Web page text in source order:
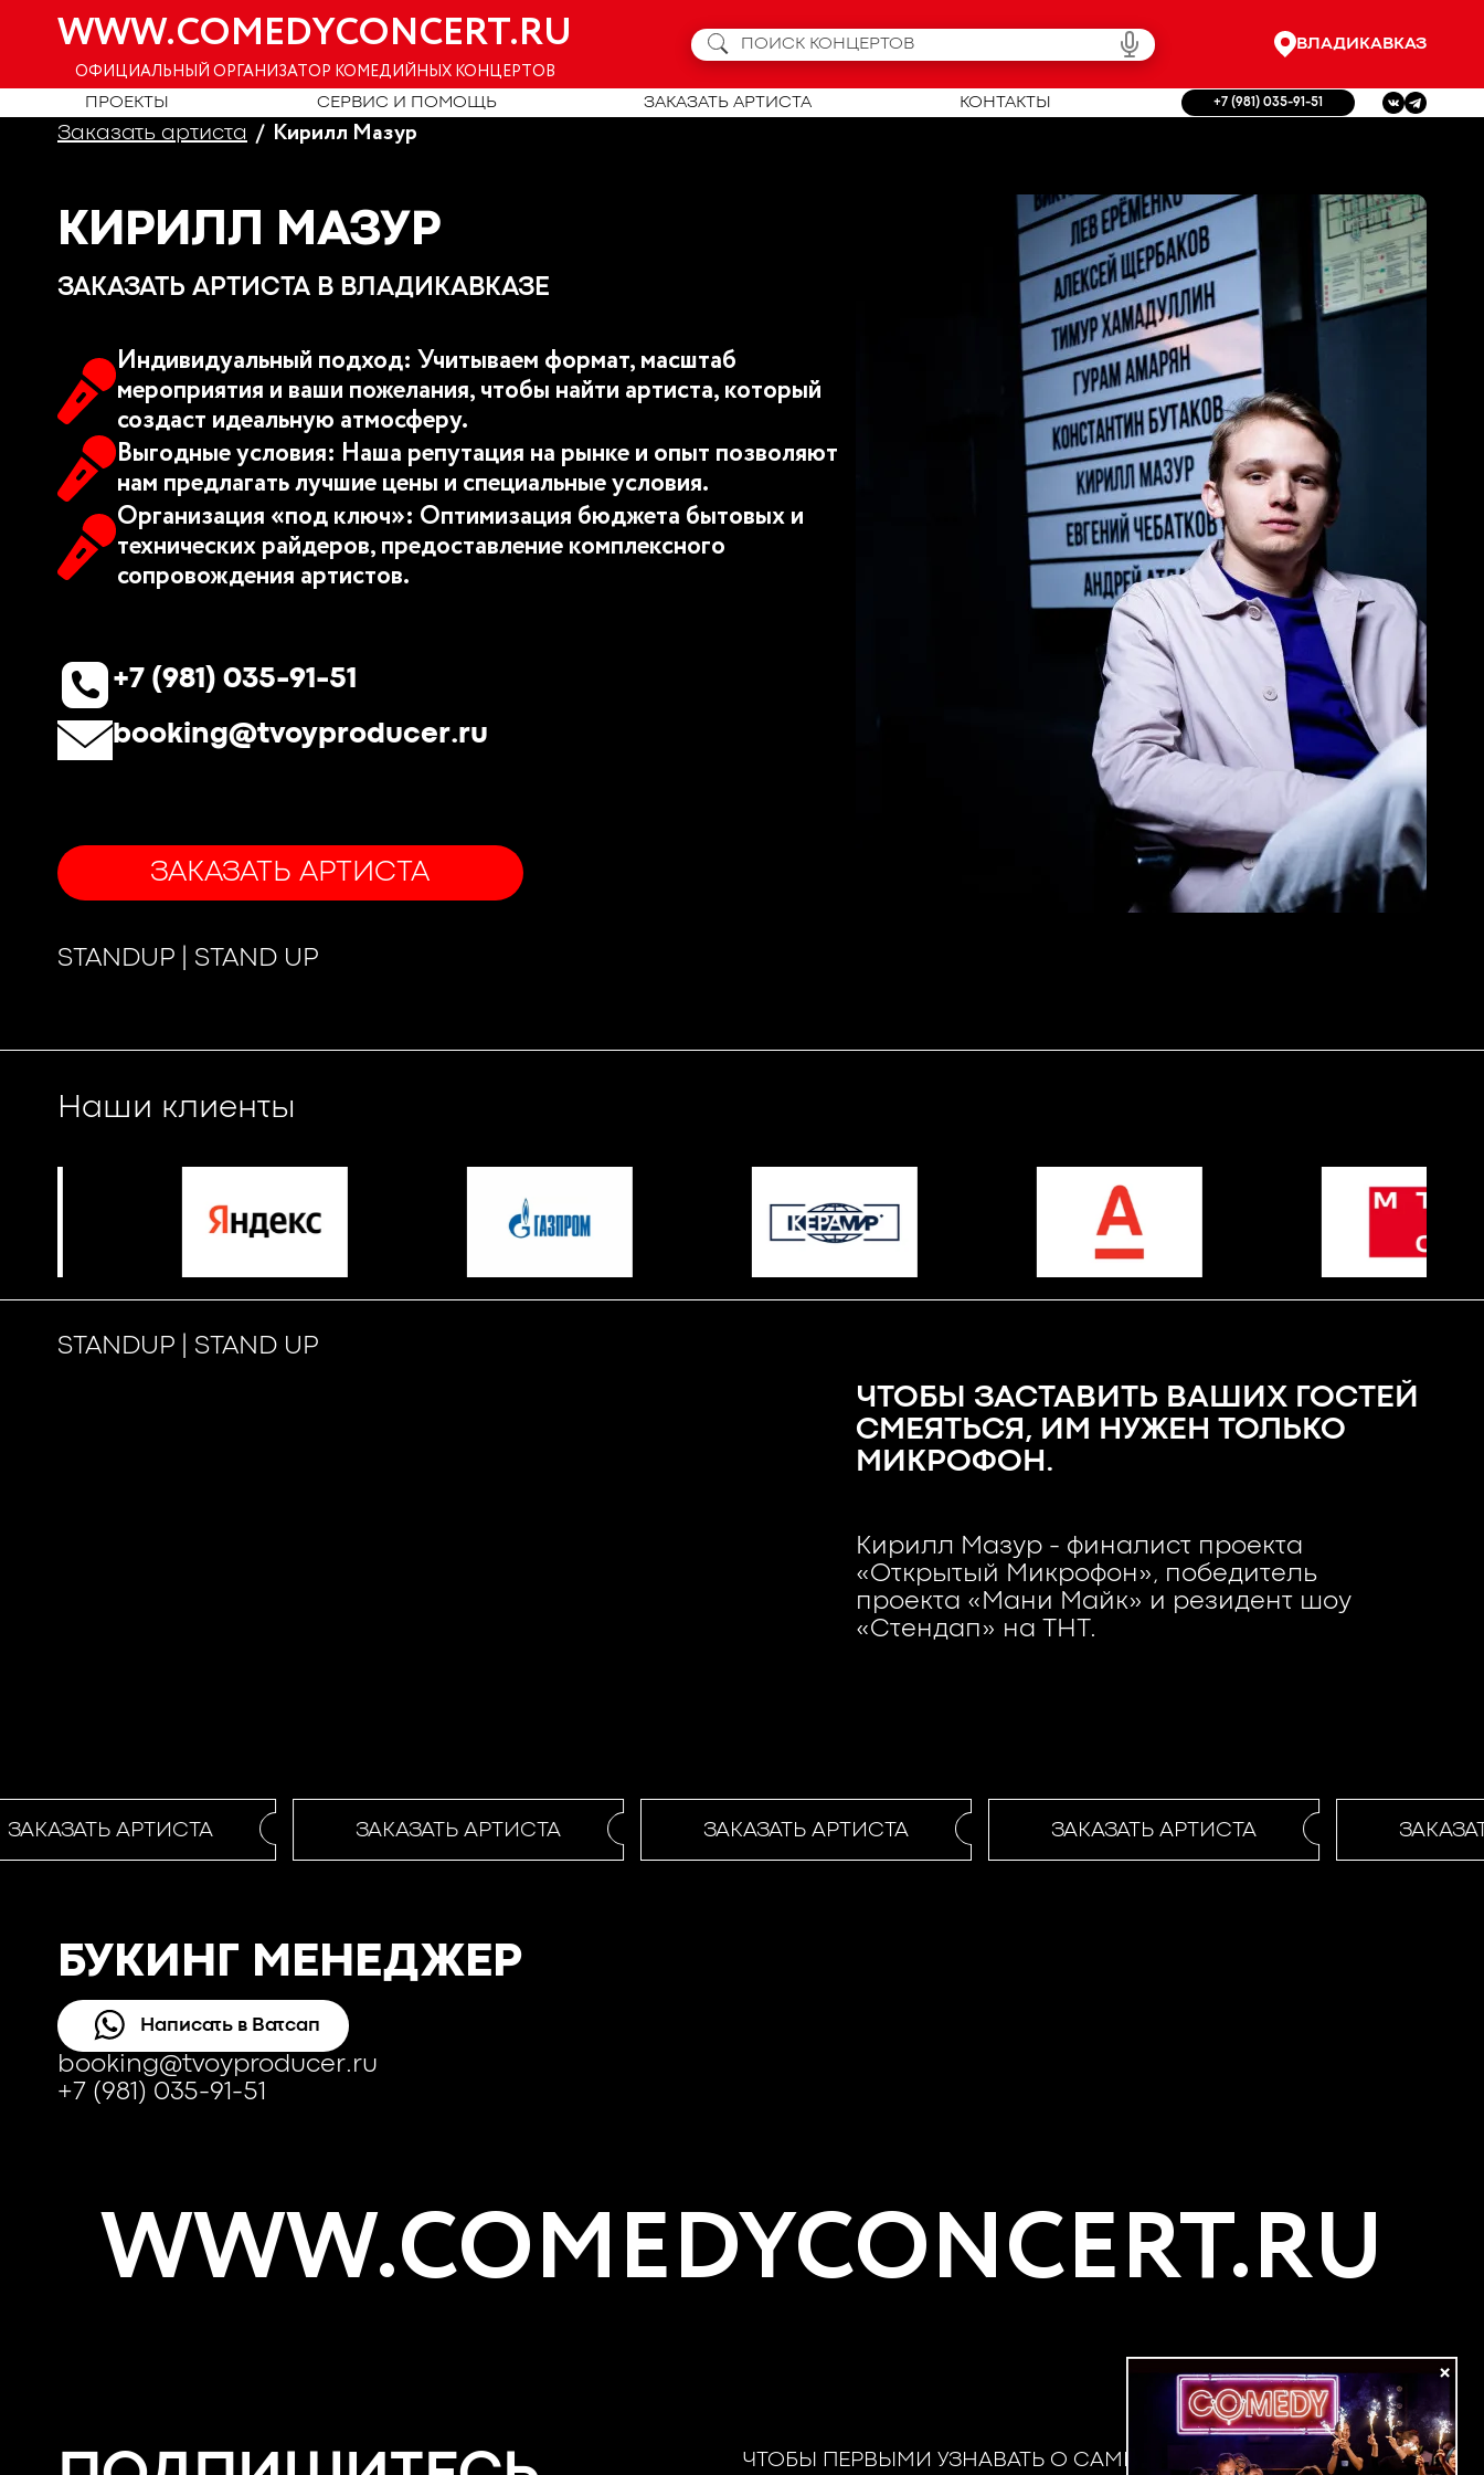
WWW.COMEDYCONCERT.RU
ОФИЦИАЛЬНЫЙ ОРГАНИЗАТОР КОМЕДИЙНЫХ КОНЦЕРТОВ
ВЛАДИКАВКАЗ
ПРОЕКТЫ СЕРВИС И ПОМОЩЬ ЗАКАЗАТЬ АРТИСТА КОНТАКТЫ +7 (981) 035-91-51
Заказать артиста Кирилл Мазур
КИРИЛЛ МАЗУР
ЗАКАЗАТЬ АРТИСТА В ВЛАДИКАВКАЗЕ
Индивидуальный подход: Учитываем формат, масштаб
мероприятия и ваши пожелания, чтобы найти артиста, который
создаст идеальную атмосферу.
Выгодные условия: Наша репутация на рынке и опыт позволяют
нам предлагать лучшие цены и специальные условия.
Организация «под ключ»: Оптимизация бюджета бытовых и
технических райдеров, предоставление комплексного
сопровождения артистов.
+7 (981) 035-91-51
booking@tvoyproducer.ru
ЗАКАЗАТЬ АРТИСТА
STANDUP | STAND UP
Наши клиенты
STANDUP | STAND UP
ЧТОБЫ ЗАСТАВИТЬ ВАШИХ ГОСТЕЙ
СМЕЯТЬСЯ, ИМ НУЖЕН ТОЛЬКО
МИКРОФОН.
Кирилл Мазур - финалист проекта
«Открытый Микрофон», победитель
проекта «Мани Майк» и резидент шоу
«Стендап» на ТНТ.
АРТИСТА ЗАКАЗАТЬ АРТИСТА ЗАКАЗАТЬ АРТИСТА ЗАКАЗАТЬ АРТИСТА
БУКИНГ МЕНЕДЖЕР
Написать в Ватсап
booking@tvoyproducer.ru
+7 (981) 035-91-51
×
WWW.COMEDYCONCERT.RU
ЧТОБЫ ПЕРВЫМИ УЗНАВАТЬ О САМЫХ